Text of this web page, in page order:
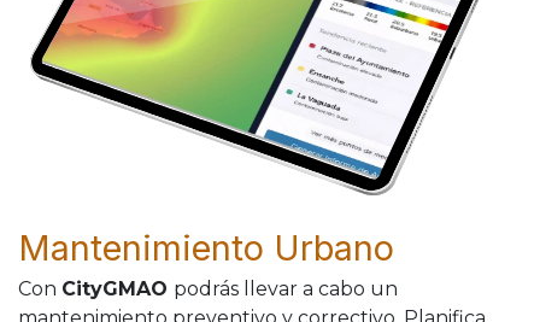
Mantenimiento Urbano
Con CityGMAO podrás llevar a cabo un